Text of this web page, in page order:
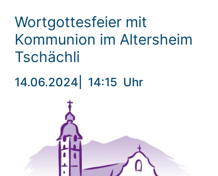
Wortgottesfeier mit
Kommunion im Altersheim
Tschächli
14.06.2024 14:15 Uhr